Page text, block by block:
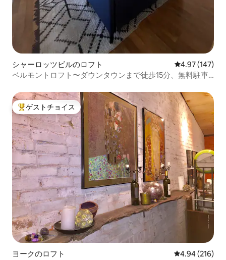
シャーロッツビルのロフト レビュー147
4.97 (147)
ベルモントロフト〜ダウンタウンまで徒歩15分、無料駐車
大好評のゲストチョイスです。
ゲストチョイス
ヨークのロフト レビュー216
4.94 (216)